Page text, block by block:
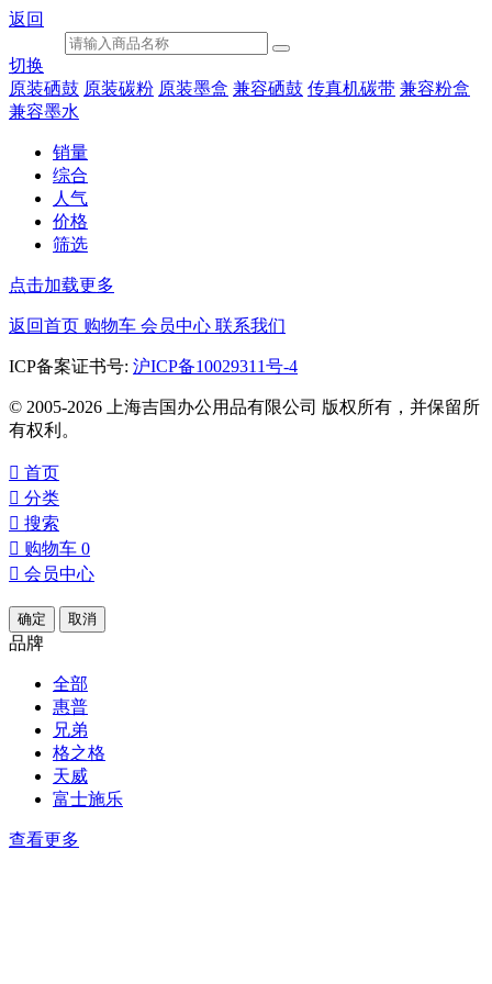
返回
切换
原装硒鼓 原装碳粉 原装墨盒 兼容硒鼓 传真机碳带 兼容粉盒
兼容墨水
销量
综合
人气
价格
筛选
点击加载更多
返回首页 购物车 会员中心 联系我们
ICP备案证书号: 沪ICP备10029311号-4
© 2005-2026 上海吉国办公用品有限公司 版权所有，并保留所
有权利。
 首页
 分类
 搜索
 购物车 0
 会员中心
确定 取消
品牌
全部
惠普
兄弟
格之格
天威
富士施乐
查看更多